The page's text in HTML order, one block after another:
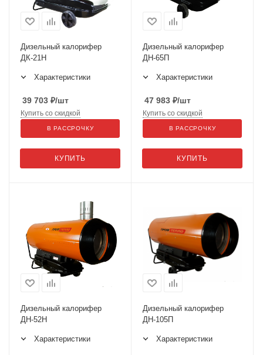
Дизельный калорифер
ДК-21Н
Характеристики
39 703 ₽/шт
КУПИТЬ
Купить со скидкой
В РАССРОЧКУ
Дизельный калорифер
ДН-65П
Характеристики
47 983 ₽/шт
КУПИТЬ
Купить со скидкой
В РАССРОЧКУ
Дизельный калорифер
ДН-52Н
Характеристики
Дизельный калорифер
ДН-105П
Характеристики